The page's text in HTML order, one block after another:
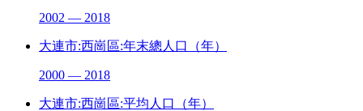
2002 — 2018
大連市:西崗區:年末總人口（年）
2000 — 2018
大連市:西崗區:平均人口（年）